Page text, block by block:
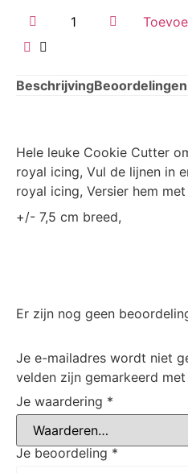
Beschrijving
Hele leuke Cookie Cutter
royal icing, Vul de lijnen in
royal icing, Versier hem
+/- 7,5 cm breed,
Er zijn nog geen
Je e-mailadres wordt niet
velden zijn gemarkeerd met
Je waardering *
Je beoordeling *